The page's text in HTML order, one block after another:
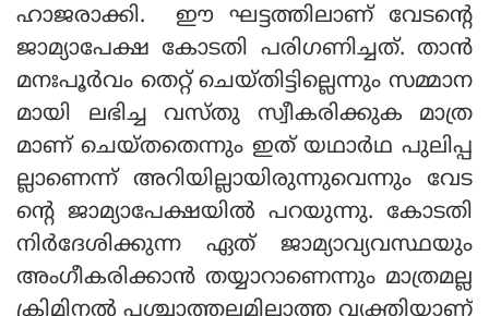
ഹാജരാക്കി. ഈ ഘട്ടത്തിലാണ് വേടന്റെ
ജാമ്യാപേക്ഷ കോടതി പരിഗണിച്ചത്. താന്‍
മനഃപൂര്‍വം തെറ്റ് ചെയ്തിട്ടില്ലെന്നും സമ്മാന
മായി ലഭിച്ച വസ്തു സ്വീകരിക്കുക മാത്ര
മാണ് ചെയ്തതെന്നും ഇത് യഥാര്‍ഥ പുലിപ്പ
ല്ലാണെന്ന് അറിയില്ലായിരുന്നുവെന്നും വേട
ന്റെ ജാമ്യാപേക്ഷയില്‍ പറയുന്നു. കോടതി
നിര്‍ദേശിക്കുന്ന ഏത് ജാമ്യാവ്യവസ്ഥയും
അംഗീകരിക്കാന്‍ തയ്യാറാണെന്നും മാത്രമല്ല